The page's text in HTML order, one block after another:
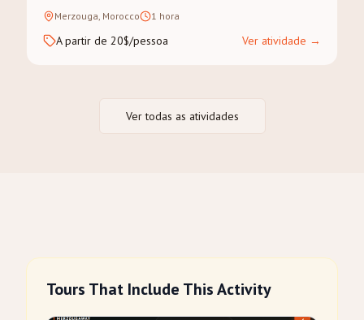
e vontade de aventura.
Merzouga, Morocco 1 hora
A partir de 20$/pessoa Ver atividade →
Ver todas as atividades
Tours That Include This Activity